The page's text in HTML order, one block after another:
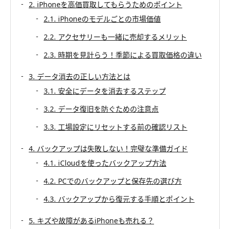
2. iPhoneを高価買取してもらうためのポイント
2.1. iPhoneのモデルごとの市場価値
2.2. アクセサリーも一緒に売却するメリット
2.3. 時期を見計らう！季節による買取価格の違い
3. データ消去の正しい方法とは
3.1. 安全にデータを消去するステップ
3.2. データ復旧を防ぐための注意点
3.3. 工場設定にリセットする前の確認リスト
4. バックアップは失敗しない！完璧な準備ガイド
4.1. iCloudを使ったバックアップ方法
4.2. PCでのバックアップと保存先の選び方
4.3. バックアップから復元する手順とポイント
5. キズや故障があるiPhoneも売れる？